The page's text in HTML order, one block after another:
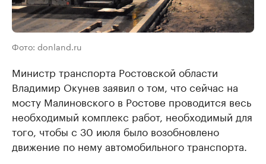
Фото: donland.ru
Министр транспорта Ростовской области
Владимир Окунев заявил о том, что сейчас на
мосту Малиновского в Ростове проводится весь
необходимый комплекс работ, необходимый для
того, чтобы с 30 июля было возобновлено
движение по нему автомобильного транспорта.